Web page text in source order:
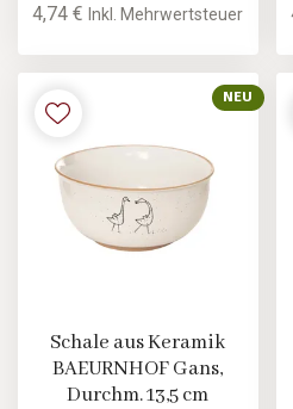
4,74 €Inkl. Mehrwertsteuer
NEU
Schale aus Keramik
BAEURNHOF Gans,
Durchm. 13,5 cm